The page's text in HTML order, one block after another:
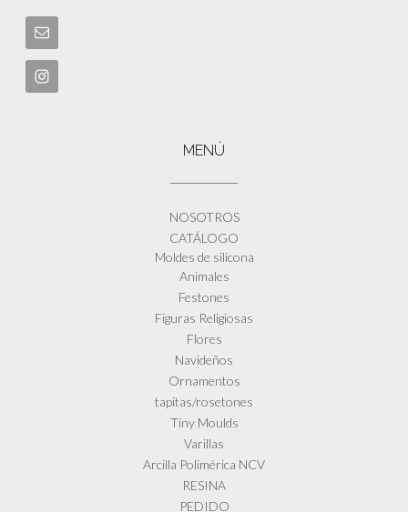
MENÚ
NOSOTROS
CATÁLOGO
Moldes de silicona
Animales
Festones
Figuras Religiosas
Flores
Navideños
Ornamentos
tapitas/rosetones
Tiny Moulds
Varillas
Arcilla Polimérica NCV
RESINA
PEDIDO